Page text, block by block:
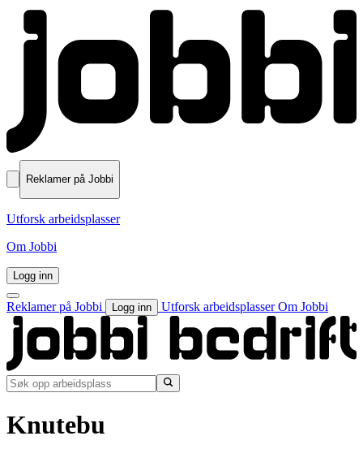
Reklamer på Jobbi
Utforsk arbeidsplasser
Om Jobbi
Logg inn
Reklamer på Jobbi Logg inn Utforsk arbeidsplasserOm Jobbi
Knutebu